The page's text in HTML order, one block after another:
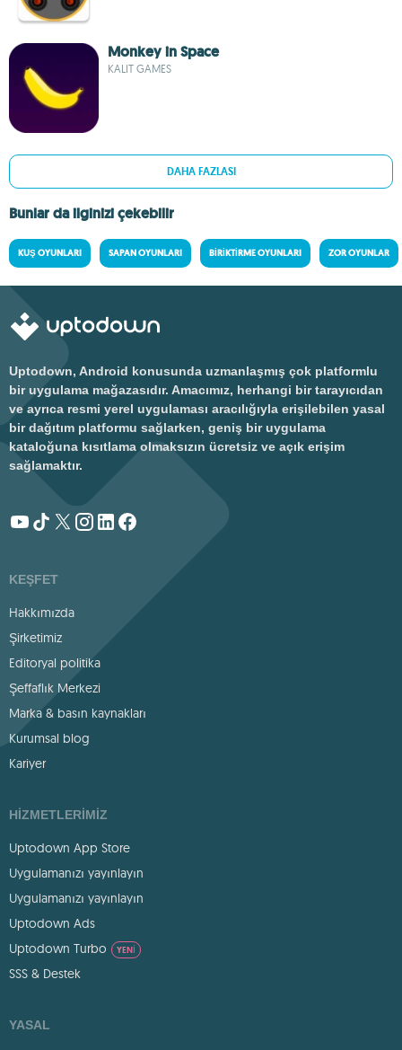
Monkey in Space
KALIT GAMES
DAHA FAZLASI
Bunlar da ilginizi çekebilir
KUŞ OYUNLARI SAPAN OYUNLARI BIRIKTIRME OYUNLARI ZOR OYUNLAR
Uptodown, Android konusunda uzmanlaşmış çok platformlu
bir uygulama mağazasıdır. Amacımız, herhangi bir tarayıcıdan
ve ayrıca resmi yerel uygulaması aracılığıyla erişilebilen yasal
bir dağıtım platformu sağlarken, geniş bir uygulama
kataloğuna kısıtlama olmaksızın ücretsiz ve açık erişim
sağlamaktır.
KEŞFET
Hakkımızda
Şirketimiz
Editoryal politika
Şeffaflık Merkezi
Marka & basın kaynakları
Kurumsal blog
Kariyer
HIZMETLERIMIZ
Uptodown App Store
Uygulamanızı yayınlayın
Uygulamanızı yayınlayın
Uptodown Ads
Uptodown Turbo
YENI
SSS & Destek
YASAL